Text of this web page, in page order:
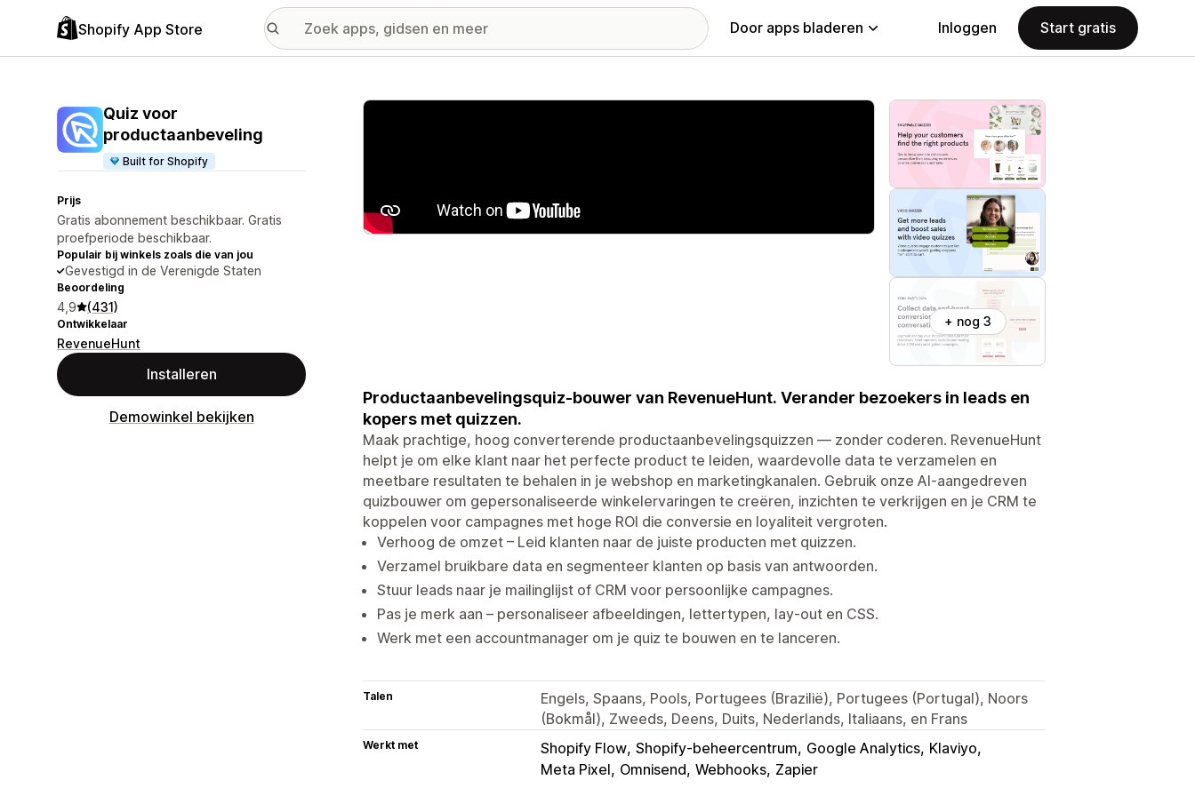
Shopify App Store Door apps bladeren Inloggen Start gratis
Quiz voor
productaanbeveling
Built for Shopify
Prijs
Gratis abonnement beschikbaar. Gratis
proefperiode beschikbaar.
Populair bij winkels zoals die van jou
Gevestigd in de Verenigde Staten
Beoordeling
4,9 (431)
Ontwikkelaar
RevenueHunt
Installeren
Demowinkel bekijken
Galerij met uitgelichte afbeeldingen
+ nog 3
Productaanbevelingsquiz-bouwer van RevenueHunt. Verander bezoekers in leads en
kopers met quizzen.
Maak prachtige, hoog converterende productaanbevelingsquizzen — zonder coderen. RevenueHunt
helpt je om elke klant naar het perfecte product te leiden, waardevolle data te verzamelen en
meetbare resultaten te behalen in je webshop en marketingkanalen. Gebruik onze AI-aangedreven
quizbouwer om gepersonaliseerde winkelervaringen te creëren, inzichten te verkrijgen en je CRM te
koppelen voor campagnes met hoge ROI die conversie en loyaliteit vergroten.
Verhoog de omzet – Leid klanten naar de juiste producten met quizzen.
Verzamel bruikbare data en segmenteer klanten op basis van antwoorden.
Stuur leads naar je mailinglijst of CRM voor persoonlijke campagnes.
Pas je merk aan – personaliseer afbeeldingen, lettertypen, lay-out en CSS.
Werk met een accountmanager om je quiz te bouwen en te lanceren.
Talen
Engels, Spaans, Pools, Portugees (Brazilië), Portugees (Portugal), Noors
(Bokmål), Zweeds, Deens, Duits, Nederlands, Italiaans, en Frans
Werkt met Shopify Flow Shopify-beheercentrum Google Analytics Klaviyo
Meta Pixel Omnisend Webhooks Zapier